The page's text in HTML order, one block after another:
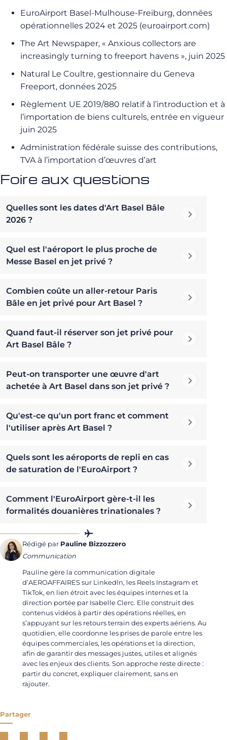
EuroAirport Basel-Mulhouse-Freiburg, données
opérationnelles 2024 et 2025 (euroairport.com)
The Art Newspaper, « Anxious collectors are
increasingly turning to freeport havens », juin 2025
Natural Le Coultre, gestionnaire du Geneva
Freeport, données 2025
Règlement UE 2019/880 relatif à l’introduction et à
l’importation de biens culturels, entrée en vigueur
juin 2025
Administration fédérale suisse des contributions,
TVA à l’importation d’œuvres d’art
Foire aux questions
Quelles sont les dates d'Art Basel Bâle
2026 ?
Quel est l'aéroport le plus proche de
Messe Basel en jet privé ?
Combien coûte un aller-retour Paris
Bâle en jet privé pour Art Basel ?
Quand faut-il réserver son jet privé pour
Art Basel Bâle ?
Peut-on transporter une œuvre d'art
achetée à Art Basel dans son jet privé ?
Qu'est-ce qu'un port franc et comment
l'utiliser après Art Basel ?
Quels sont les aéroports de repli en cas
de saturation de l'EuroAirport ?
Comment l'EuroAirport gère-t-il les
formalités douanières trinationales ?
Rédigé par Pauline Bizzozzero
Communication
Pauline gère la communication digitale
d’AEROAFFAIRES sur LinkedIn, les Reels Instagram et
TikTok, en lien étroit avec les équipes internes et la
direction portée par Isabelle Clerc. Elle construit des
contenus vidéos à partir des opérations réelles, en
s’appuyant sur les retours terrain des experts aériens. Au
quotidien, elle coordonne les prises de parole entre les
équipes commerciales, les opérations et la direction,
afin de garantir des messages justes, utiles et alignés
avec les enjeux des clients. Son approche reste directe :
partir du concret, expliquer clairement, sans en
rajouter.
Partager